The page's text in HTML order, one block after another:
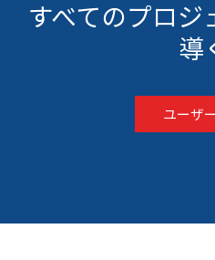
すべてのプロ
導
ユーザ